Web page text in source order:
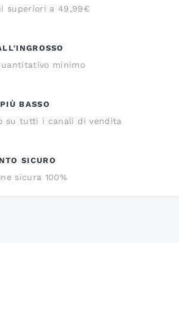
superiori a 49,99€
minimo
BASSO
su tutti i canali di vendita
SICURO
sicura 100%